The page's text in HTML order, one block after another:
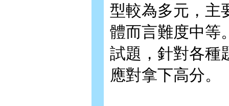
型較為多元，主
體而言難度中等
試題，針對各種
應對拿下高分。